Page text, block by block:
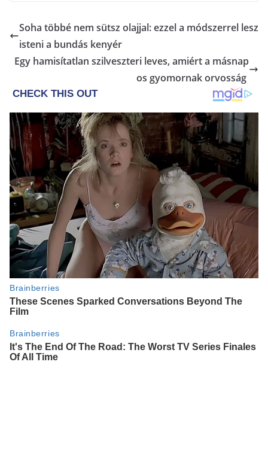
Soha többé nem sütsz olajjal: ezzel a módszerrel lesz
isteni a bundás kenyér
Egy hamisítatlan szilveszteri leves, amiért a másnap
os gyomornak orvosság